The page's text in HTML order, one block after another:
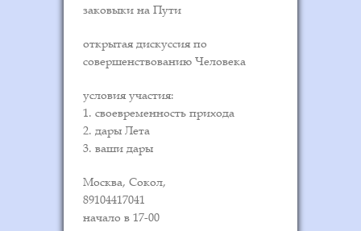
заковыки на Пути
открытая дискуссия по
совершенствованию Человека
условия участия:
1. своевременность прихода
2. дары Лета
3. ваши дары
Москва, Сокол,
89104417041
начало в 17-00